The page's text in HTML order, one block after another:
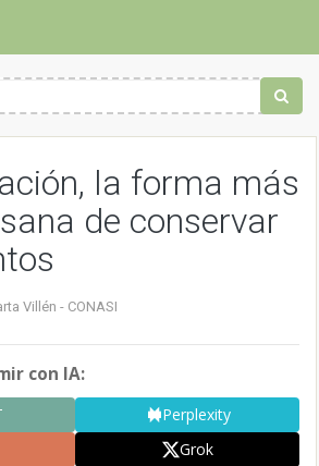
la forma más
de conservar
Villén - CONASI
con IA:
Perplexity
Grok